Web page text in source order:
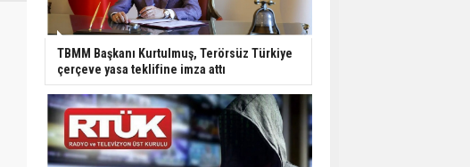
TBMM Başkanı Kurtulmuş, Terörsüz Türkiye
çerçeve yasa teklifine imza attı